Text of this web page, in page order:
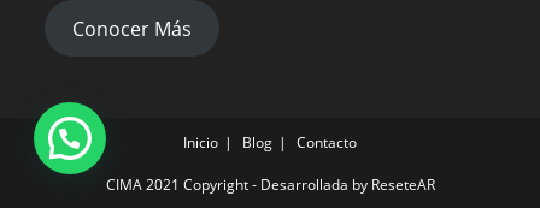
Conocer Más
Inicio Blog Contacto
CIMA 2021 Copyright - Desarrollada by ReseteAR